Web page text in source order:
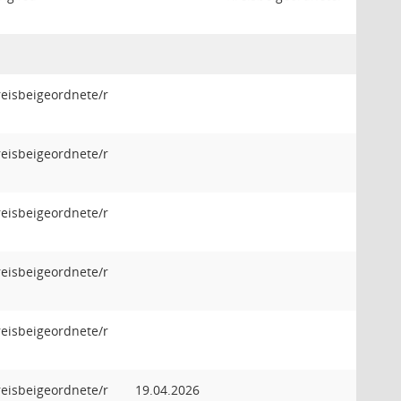
r
r
r
r
r
r 19.04.2026